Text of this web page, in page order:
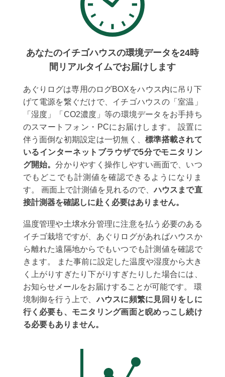
あなたのイチゴハウスの環境データを24時
間リアルタイムでお届けします
あぐりログは専用のログBOXをハウス内に吊り下
げて電源を繋ぐだけで、イチゴハウスの「室温」
「湿度」「CO2濃度」等の環境データをお手持ち
のスマートフォン・PCにお届けします。 設置に
伴う面倒な初期設定は一切無く、標準搭載されて
いるインターネットブラウザで5分でモニタリン
グ開始。分かりやすく操作しやすい画面で、いつ
でもどこでも計測値を確認できるようになりま
す。 画面上で計測値を見れるので、ハウスまで直
接計測器を確認しに赴く必要はありません。
温度管理や土壌水分管理に注意を払う必要のある
イチゴ栽培ですが、あぐりログがあればハウスか
ら離れた遠隔地からでもいつでも計測値を確認で
きます。 また事前に設定した温度や湿度から大き
く上がりすぎたり下がりすぎたりした場合には、
お知らせメールをお届けすることが可能です。 環
境制御を行う上で、ハウスに頻繁に見回りをしに
行く必要も、モニタリング画面と睨めっこし続け
る必要もありません。